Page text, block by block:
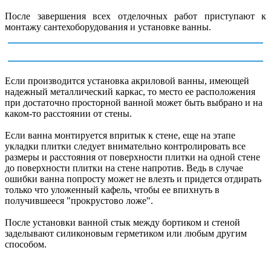
После завершения всех отделочных работ приступают к
монтажу сантехоборудования и установке ванны.
Если производится установка акриловой ванны, имеющей
надежный металлический каркас, то место ее расположения
при достаточно просторной ванной может быть выбрано и на
каком-то расстоянии от стены.
Если ванна монтируется впритык к стене, еще на этапе
укладки плитки следует внимательно контролировать все
размеры и расстояния от поверхности плитки на одной стене
до поверхности плитки на стене напротив. Ведь в случае
ошибки ванна попросту может не влезть и придется отдирать
только что уложенный кафель, чтобы ее впихнуть в
получившееся "прокрустово ложе".
После установки ванной стык между бортиком и стеной
заделывают силиконовым герметиком или любым другим
способом.